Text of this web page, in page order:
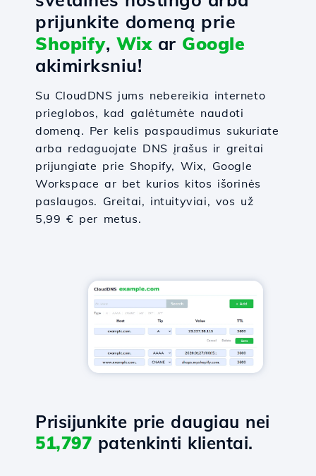
prijunkite domeną prie
Shopify, Wixar Google
akimirksniu!
Su CloudDNS jums nebereikia interneto
prieglobos, kad galėtumėte naudoti
domeną. Per kelis paspaudimus sukuriate
arba redaguojate DNS įrašus ir greitai
prijungiate prie Shopify, Wix, Google
Workspace ar bet kurios kitos išorinės
paslaugos. Greitai, intuityviai, vos už
5,99 € per metus.
Prisijunkite prie daugiau nei
51,797 patenkinti klientai.